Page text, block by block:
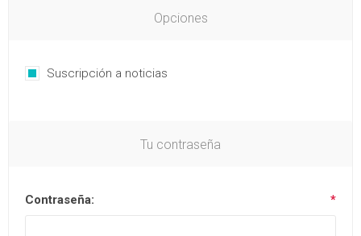
Opciones
Suscripción a noticias
Tu contraseña
Contraseña: *